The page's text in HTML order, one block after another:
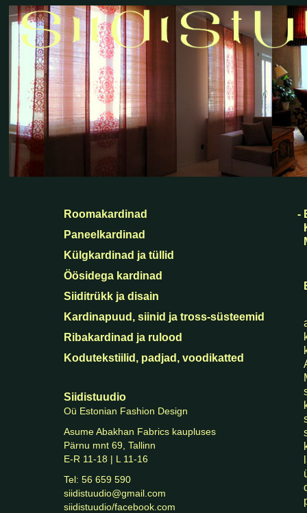
kardinad roomakardinad ja rooma kardinad külgkardinad
õmblemine kardinapuud . paneelkardinad kardinasiinid kardina
kardinasüsteemid ja kardinad"
Roomakardinad
Paneelkardinad
Külgkardinad ja tüllid
Öösidega kardinad
Siiditrükk ja disain
Kardinapuud, siinid ja tross-süsteemid
Ribakardinad ja rulood
Kodutekstiilid, padjad, voodikatted
Siidistuudio
Oü Estonian Fashion Design
Asume Abakhan Fabrics kaupluses
Pärnu mnt 69, Tallinn
E-R 11-18 | L 11-16
Tel: 56 659 590
siidistuudio@gmail.com
siidistuudio/facebook.com
-